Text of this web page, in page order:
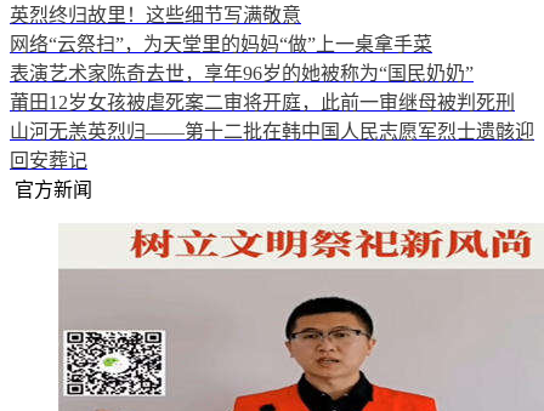
英烈终归故里！这些细节写满敬意
网络“云祭扫”，为天堂里的妈妈“做”上一桌拿手菜
表演艺术家陈奇去世，享年96岁的她被称为“国民奶奶”
莆田12岁女孩被虐死案二审将开庭，此前一审继母被判死刑
山河无恙英烈归——第十二批在韩中国人民志愿军烈士遗骸迎
回安葬记
官方新闻